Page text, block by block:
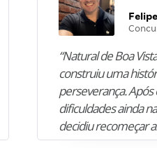
“Natural de Boa
construiu uma
perseverança.
dificuldades ainda
decidiu recomeçar